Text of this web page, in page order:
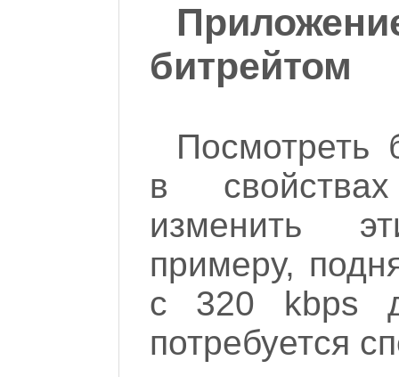
битрейтом
Посмотреть
в
изменить
примеру,
с 320 kbps
потребуется